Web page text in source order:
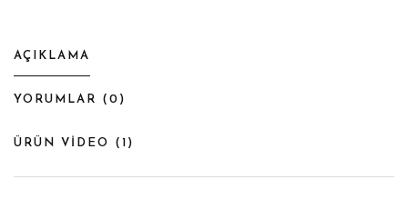
AÇIKLAMA
YORUMLAR ( 0 )
ÜRÜN VİDEO ( 1 )